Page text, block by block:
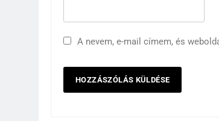
A nevem, e-mail címem, és